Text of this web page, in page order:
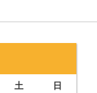
土 日